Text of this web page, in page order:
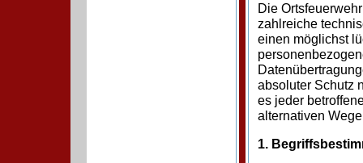
Die
zahlreiche
einen möglichst
absoluter Schutz
es jeder
alternativen
1.